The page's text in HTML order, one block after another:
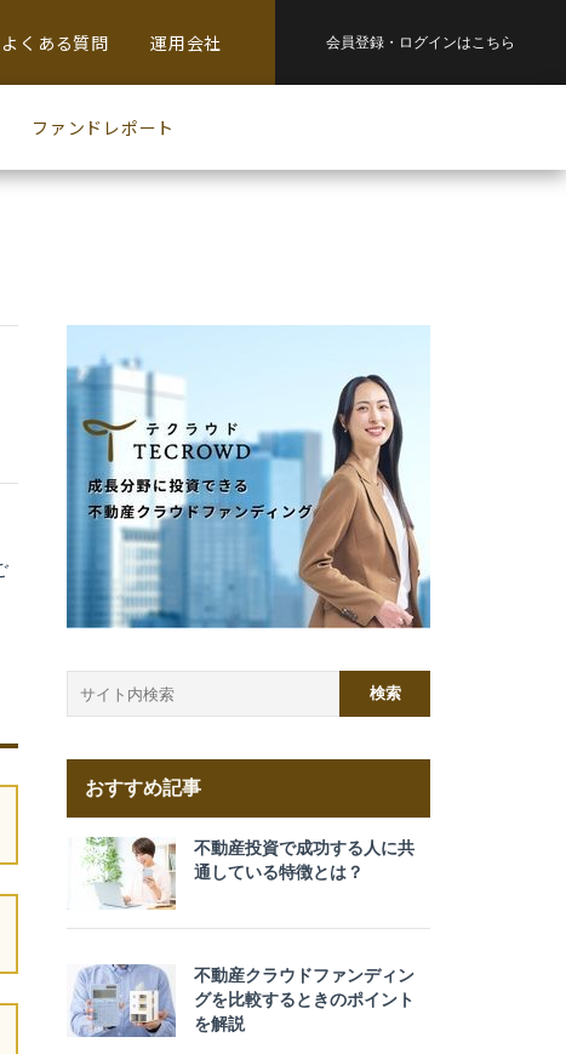
よくある質問 運用会社 会員登録・ ログインはこちら
ファンドレポート
おすすめ記事
不動産投資で成功する人に共
通している特徴とは？
不動産クラウドファンディン
グを比較するときのポイント
を解説